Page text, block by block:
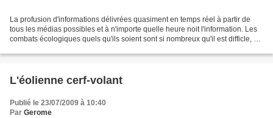
La profusion d'informations délivrées quasiment en temps réel à partir de
tous les médias possibles et à n'importe quelle heure noit l'information. Les
combats écologiques quels qu'ils soient sont si nombreux qu'il est difficle, en
L'éolienne cerf-volant
Publié le 23/07/2009 à 10:40
Par Gerome